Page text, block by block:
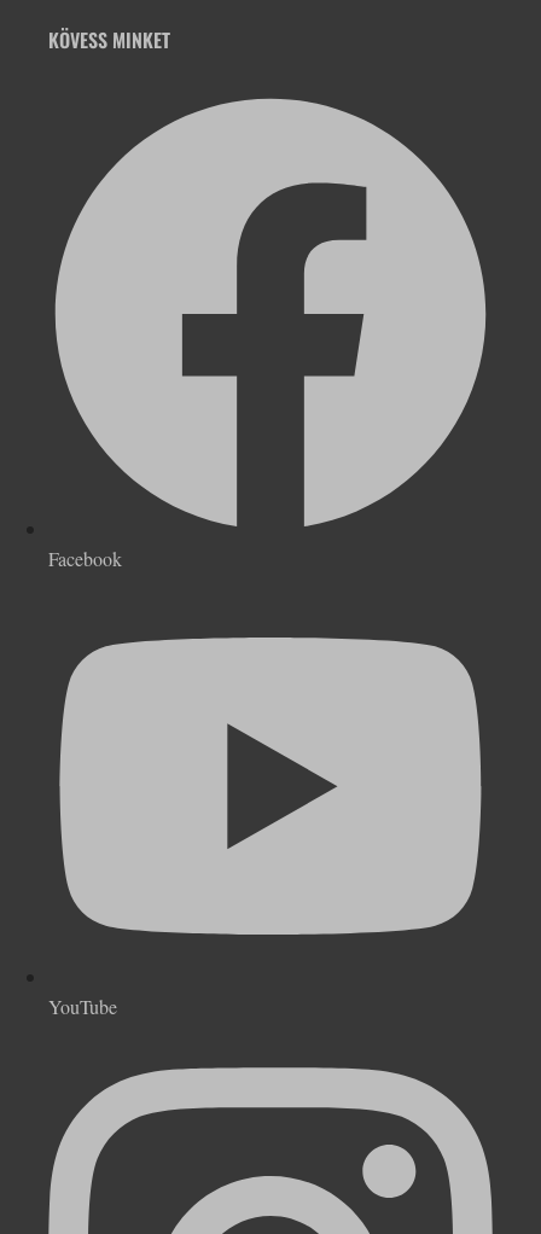
KÖVESS MINKET
Facebook
YouTube